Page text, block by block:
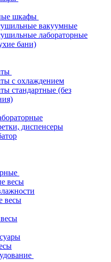
шкафы
вакуумные
лабораторные
бани)
с охлаждением
стандартные (без
диспенсеры
весы
весы